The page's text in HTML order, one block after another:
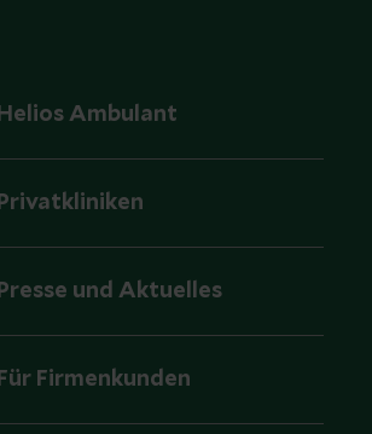
Helios Ambulant
Privatkliniken
Presse und Aktuelles
Für Firmenkunden